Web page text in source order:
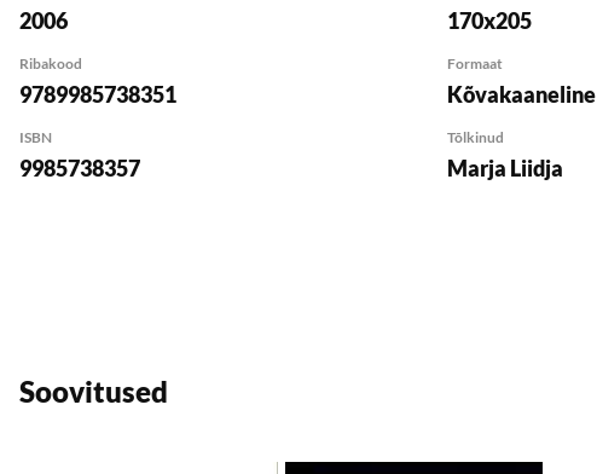
2006 170x205
Ribakood
9789985738351
Formaat
Kõvakaaneline
ISBN
9985738357
Tõlkinud
Marja Liidja
Soovitused